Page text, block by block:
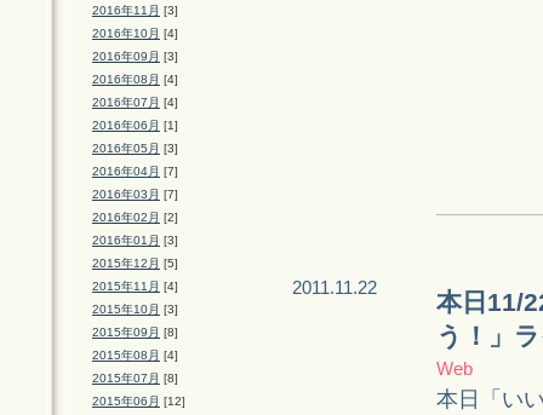
2016年11月 [3]
2016年10月 [4]
2016年09月 [3]
2016年08月 [4]
2016年07月 [4]
2016年06月 [1]
2016年05月 [3]
2016年04月 [7]
2016年03月 [7]
2016年02月 [2]
2016年01月 [3]
2015年12月 [5]
2015年11月 [4]
2015年10月 [3]
2015年09月 [8]
2015年08月 [4]
2015年07月 [8]
2015年06月 [12]
2011.11.22
本日11/
う！」
Web
本日「い